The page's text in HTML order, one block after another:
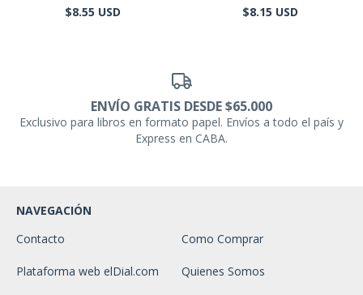
$8.55 USD $8.15 USD
ENVÍO GRATIS DESDE $65.000
Exclusivo para libros en formato papel. Envíos a todo el país y
Express en CABA.
NAVEGACIÓN
Contacto
Como Comprar
Plataforma web elDial.com Quienes Somos